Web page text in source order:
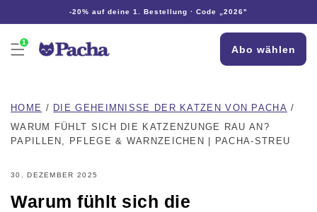
Inhalt
-20% auf deine 1. Bestellung · Code „2026"
1
Abo wählen
HOME / DIE GEHEIMNISSE DER KATZEN VON PACHA /
WARUM FÜHLT SICH DIE KATZENZUNGE RAU AN?
PAPILLEN, PFLEGE & WARNZEICHEN | PACHA-STREU
30. DEZEMBER 2025
Warum fühlt sich die